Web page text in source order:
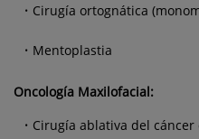
Cirugía ortognática
Mentoplastia
Oncología Maxilofacial:
Cirugía ablativa del cáncer